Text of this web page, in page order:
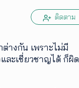
ติดตาม
างกัน เพราะไม่มี
ละเชี่ยวชาญได้ ก็ผิด